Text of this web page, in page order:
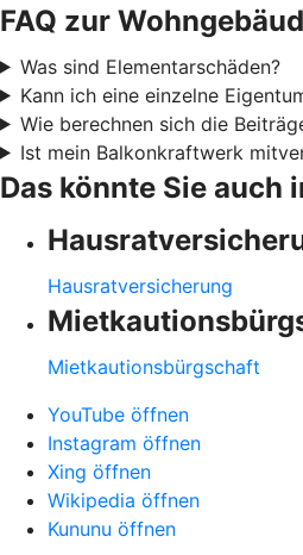
FAQ zur
Was sind Elementarschäden?
Kann ich eine einzelne
Wie berechnen sich die
Ist mein Balkonkraftwerk
Das könnte Sie auch
Hausratversicherung
Mietkautionsbürgschaft
YouTube öffnen
Instagram öffnen
Xing öffnen
Wikipedia öffnen
Kununu öffnen